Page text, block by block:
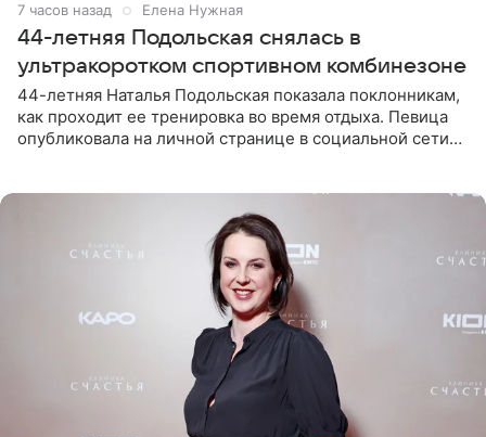
7 часов назад Елена Нужная
44-летняя Подольская снялась в
ультракоротком спортивном комбинезоне
44-летняя Наталья Подольская показала поклонникам,
как проходит ее тренировка во время отдыха. Певица
опубликовала на личной странице в социальной сети